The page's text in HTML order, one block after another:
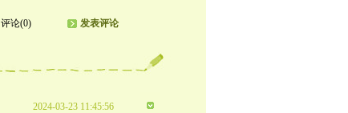
评论(0) 发表评论
2024-03-23 11:45:56